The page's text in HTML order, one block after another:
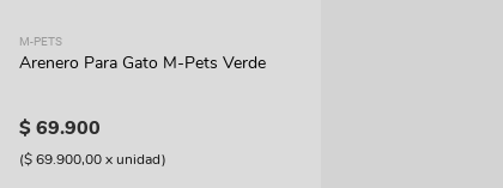
M-PETS
Arenero Para Gato M-Pets Verde
$69.900
($ 69.900,00xunidad)